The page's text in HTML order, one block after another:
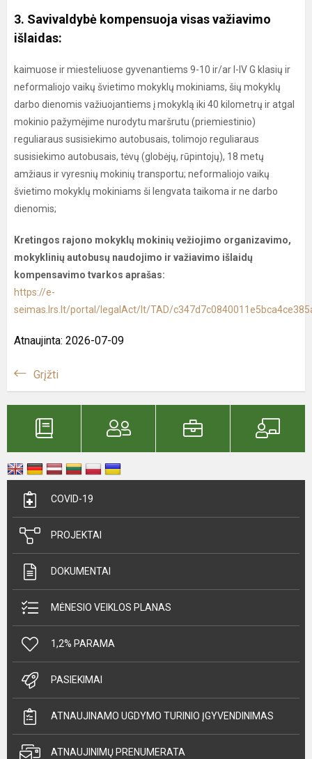
3. Savivaldybė kompensuoja visas važiavimo
išlaidas:
kaimuose ir miesteliuose gyvenantiems 9-10 ir/ar I-IV G klasių ir
neformaliojo vaikų švietimo mokyklų mokiniams, šių mokyklų
darbo dienomis važiuojantiems į mokyklą iki 40 kilometrų ir atgal
mokinio pažymėjime nurodytu maršrutu (priemiestinio)
reguliaraus susisiekimo autobusais, tolimojo reguliaraus
susisiekimo autobusais, tėvų (globėjų, rūpintojų), 18 metų
amžiaus ir vyresnių mokinių transportu; neformaliojo vaikų
švietimo mokyklų mokiniams ši lengvata taikoma ir ne darbo
dienomis;
Kretingos rajono mokyklų mokinių vežiojimo organizavimo,
mokyklinių autobusų naudojimo ir važiavimo išlaidų
kompensavimo tvarkos aprašas:
https://e-
seimas.lrs.lt/portal/legalAct/lt/TAD/
Atnaujinta: 2026-07-09
Grįžti
COVID-19
PROJEKTAI
DOKUMENTAI
MĖNESIO VEIKLOS PLANAS
1,2% PARAMA
PASIEKIMAI
ATNAUJINAMO UGDYMO TURINIO ĮGYVENDINIMAS
ATNAUJINIMŲ PRENUMERATA